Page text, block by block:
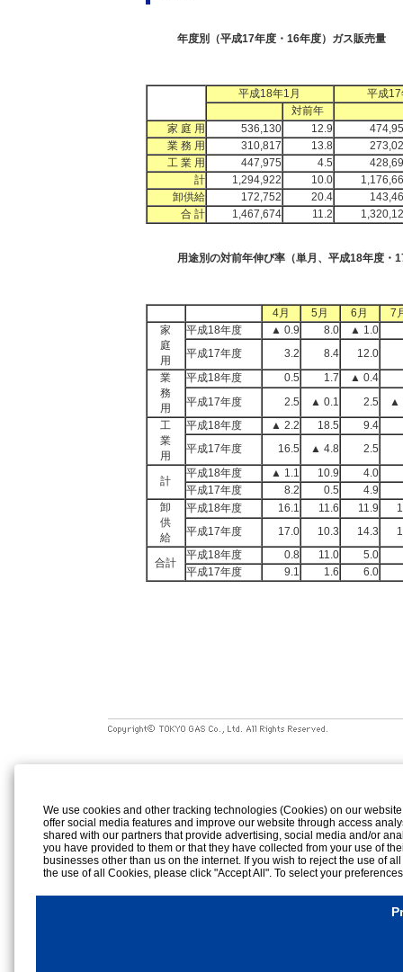
年度別（平成17年度・16年度）ガス販売量
平成18年1月
平成
対前年
家 庭 用
536,130 12.9
業 務 用
310,817 13.8
工 業 用
447,975 4.5
計
1,294,922 10.0
卸供給
172,752 20.4
合 計
1,467,674 11.2
用途別の対前年伸び率（単月、平成18年度・
4月 5月 6月
7
家
庭
用
平成18年度 ▲ 0.9 8.0 ▲ 1.0
平成17年度
3.2 8.4 12.0
業
務
用
平成18年度 0.5 1.7 ▲ 0.4
平成17年度
2.5 ▲ 0.1 2.5
▲
工
業
用
平成18年度 ▲ 2.2 18.5 9.4
平成17年度
16.5 ▲ 4.8 2.5
計
平成18年度 ▲ 1.1 10.9 4.0
平成17年度
8.2 0.5 4.9
卸
供
給
平成18年度 16.1 11.6 11.9
平成17年度
17.0 10.3 14.3
合計
平成18年度 0.8 11.0 5.0
平成17年度
9.1 1.6 6.0
We use cookies and other tracking technologies (Cookies) on our
offer social media features and improve our website through access
shared with our partners that provide advertising, social media and/or
you have provided to them or that they have collected from your use of
businesses other than us on the internet. If you wish to reject the use of
the use of all Cookies, please click "Accept All". To select your